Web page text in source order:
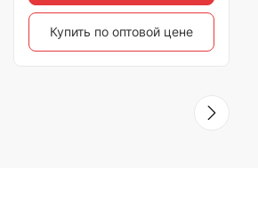
Купить по оптовой цене